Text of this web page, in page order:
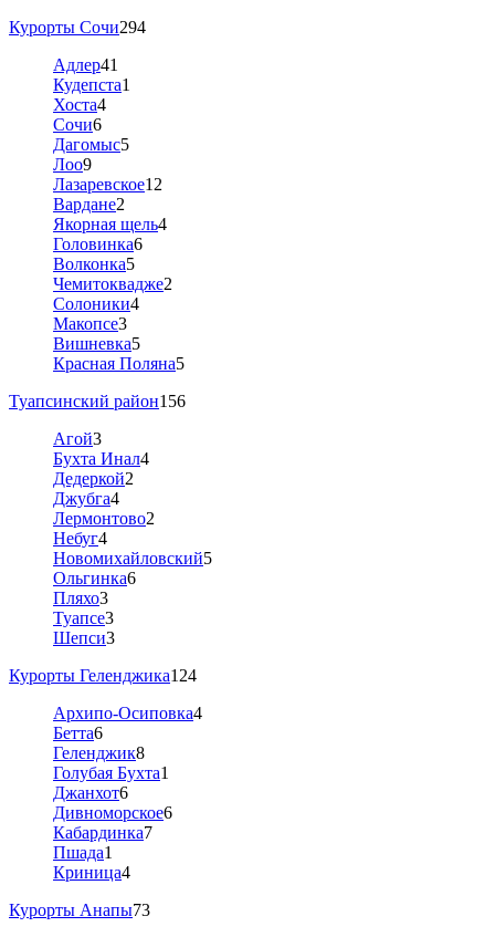
Курорты Сочи294
Адлер41
Кудепста1
Хоста4
Сочи6
Дагомыс5
Лоо9
Лазаревское12
Вардане2
Якорная щель4
Головинка6
Волконка5
Чемитоквадже2
Солоники4
Макопсе3
Вишневка5
Красная Поляна5
Туапсинский район156
Агой3
Бухта Инал4
Дедеркой2
Джубга4
Лермонтово2
Небуг4
Новомихайловский5
Ольгинка6
Пляхо3
Туапсе3
Шепси3
Курорты Геленджика124
Архипо-Осиповка4
Бетта6
Геленджик8
Голубая Бухта1
Джанхот6
Дивноморское6
Кабардинка7
Пшада1
Криница4
Курорты Анапы73